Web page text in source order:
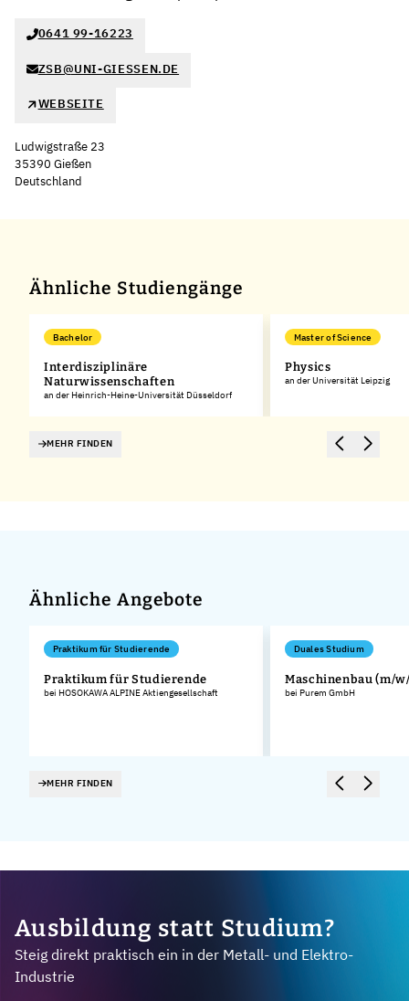
0641 99-16223
ZSB@UNI-GIESSEN.DE
WEBSEITE
Ludwigstraße 23
35390 Gießen
Deutschland
Ähnliche Studiengänge
Bachelor
Interdisziplinäre
Naturwissenschaften
an der Heinrich-Heine-Universität Düsseldorf
Master of Science
Physics
an der Universität Leipzig
MEHR FINDEN
Ähnliche Angebote
Praktikum für Studierende
Praktikum für Studierende
bei HOSOKAWA ALPINE Aktiengesellschaft
Duales Studium
Maschinenbau (m/
bei Purem GmbH
MEHR FINDEN
Ausbildung statt Studium?
Steig direkt praktisch ein in der Metall- und Elektro-
Industrie